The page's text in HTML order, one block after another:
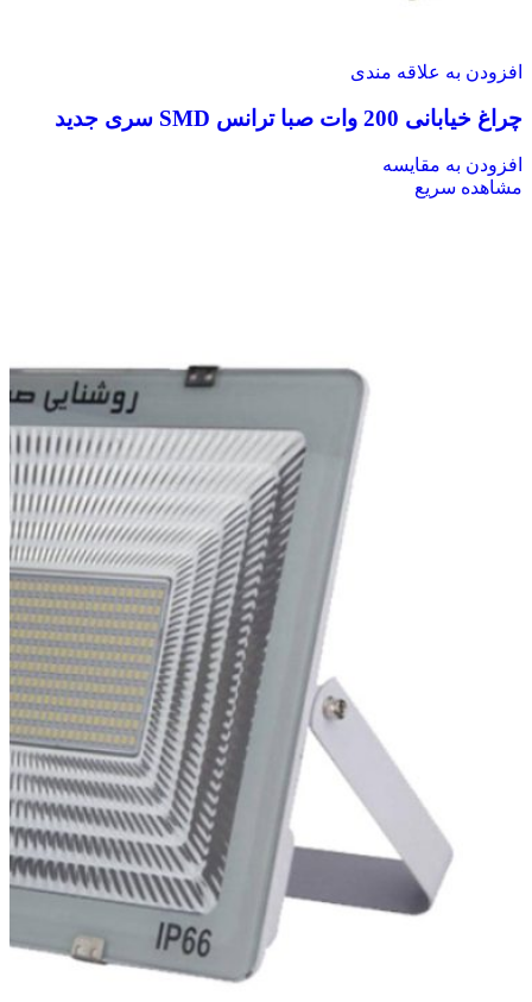
افزودن به علاقه مندی
چراغ خیابانی 200 وات صبا ترانس SMD سری جدید
افزودن به مقایسه
مشاهده سریع